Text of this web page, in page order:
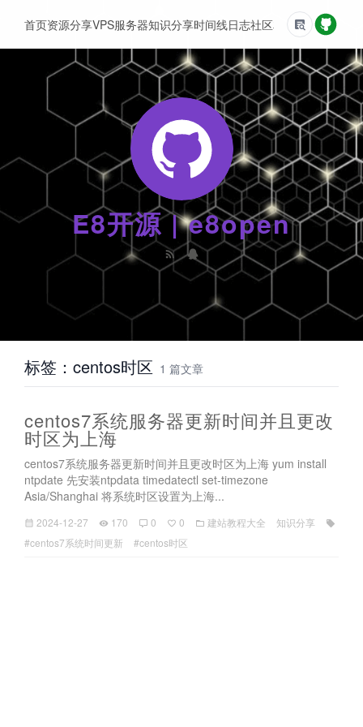
E8开源 | e8open
首页资源分享VPS服务器知识分享时间线日志社区友情链接
标签：centos时区 1 篇文章
centos7系统服务器更新时间并且更改
时区为上海
centos7系统服务器更新时间并且更改时区为上海 yum install
ntpdate 先安装ntpdata timedatectl set-timezone
Asia/Shanghai 将系统时区设置为上海...
2024-12-27 170 0 0 建站教程大全
知识分享
#centos7系统时间更新
#centos时区